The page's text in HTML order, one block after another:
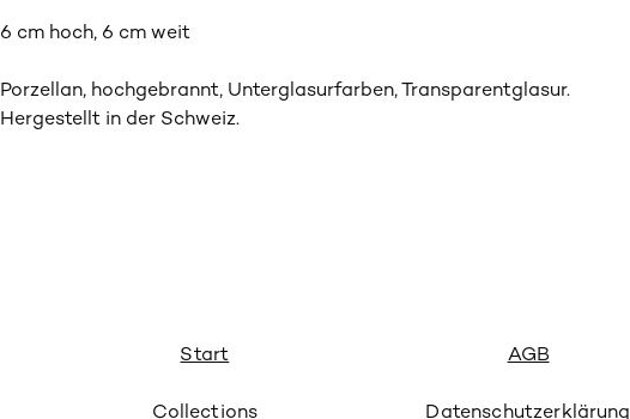
6 cm hoch, 6 cm weit
Porzellan, hochgebrannt, Unterglasurfarben, Transparentglasur.
Hergestellt in der Schweiz.
Start
Collections
AGB
Datenschutzerklärung